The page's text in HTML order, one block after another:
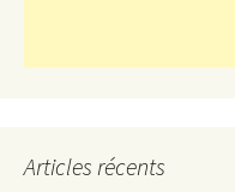
Articles récents